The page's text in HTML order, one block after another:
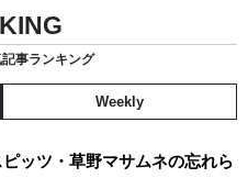
事ランキング
Weekly
ッツ・草野マサムネの忘れら